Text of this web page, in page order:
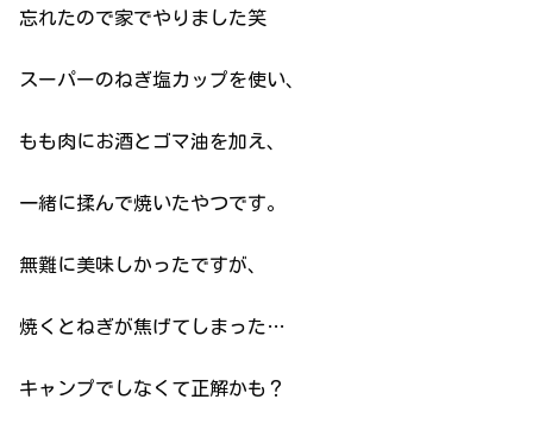
忘れたので家でやりました笑
スーパーのねぎ塩カップを使い、
もも肉にお酒とゴマ油を加え、
一緒に揉んで焼いたやつです。
無難に美味しかったですが、
焼くとねぎが焦げてしまった…
キャンプでしなくて正解かも？